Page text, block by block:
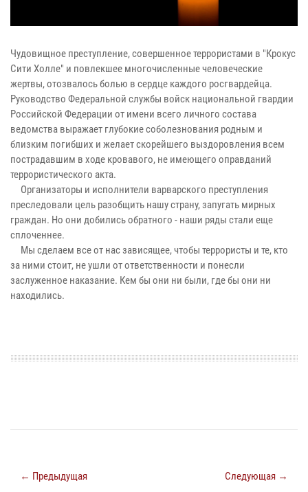
Чудовищное преступление, совершенное террористами в "Крокус
Сити Холле" и повлекшее многочисленные человеческие
жертвы, отозвалось болью в сердце каждого росгвардейца.
Руководство Федеральной службы войск национальной гвардии
Российской Федерации от имени всего личного состава
ведомства выражает глубокие соболезнования родным и
близким погибших и желает скорейшего выздоровления всем
пострадавшим в ходе кровавого, не имеющего оправданий
террористического акта.
Организаторы и исполнители варварского преступления
преследовали цель разобщить нашу страну, запугать мирных
граждан. Но они добились обратного - наши ряды стали еще
сплоченнее.
Мы сделаем все от нас зависящее, чтобы террористы и те, кто
за ними стоит, не ушли от ответственности и понесли
заслуженное наказание. Кем бы они ни были, где бы они ни
находились.
← Предыдущая Следующая →